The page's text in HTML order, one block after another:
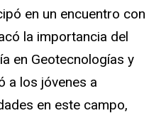
en un encuentro con
la importancia del
en Geotecnologías y
a los jóvenes a
en este campo,